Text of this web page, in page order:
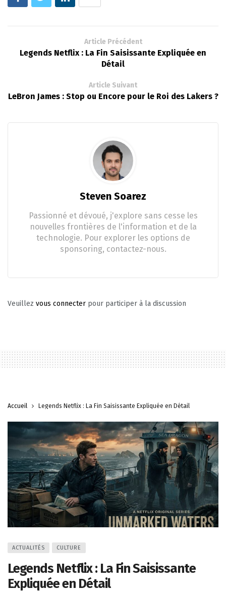
Article Précédent
Legends Netflix : La Fin Saisissante Expliquée en
Détail
Article Suivant
LeBron James : Stop ou Encore pour le Roi des Lakers ?
Steven Soarez
Passionné et dévoué, j'explore sans cesse les
nouvelles frontières de l'information et de la
technologie. Pour explorer les options de
sponsoring, contactez-nous.
Veuillez vous connecter pour participer à la discussion
Accueil Legends Netflix : La Fin Saisissante Expliquée en Détail
ACTUALITÉS CULTURE
Legends Netflix : La Fin Saisissante
Expliquée en Détail